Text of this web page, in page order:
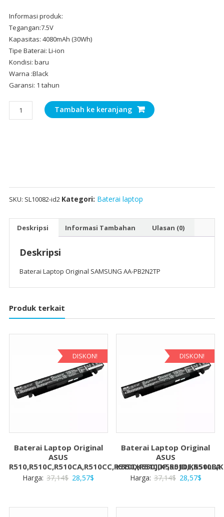
Informasi produk:
Tegangan:7.5V
Kapasitas: 4080mAh (30Wh)
Tipe Baterai: Li-ion
Kondisi: baru
Warna :Black
Garansi: 1 tahun
Kuantitas
Baterai
Tambah ke keranjang
SKU: SL10082-id2 Kategori: Baterai laptop
Deskripsi Informasi Tambahan Ulasan (0)
Deskripsi
Baterai Laptop Original SAMSUNG AA-PB2N2TP
Produk terkait
DISKON!
Baterai Laptop Original
ASUS
R510,R510C,R510CA,R510CC,R510D,R510DP,R510E,R510EA
Harga: 37,14$ Harga
28,57$
DISKON!
Baterai Laptop Original
ASUS
Harga: 37,14$ Harga
28,57$Harga